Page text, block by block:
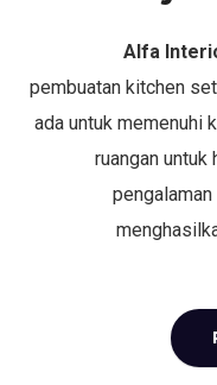
Alfa
pembuatan kitchen
ada untuk memenuhi
ruangan untuk